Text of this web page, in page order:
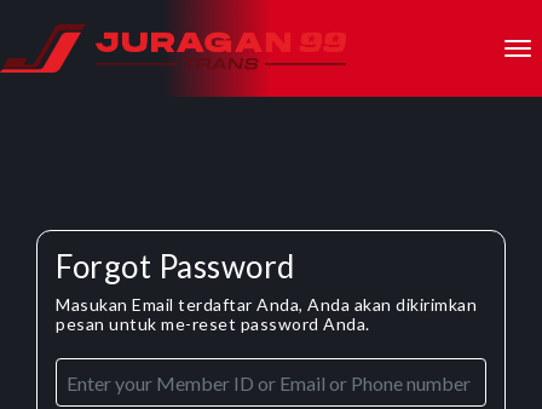
Forgot Password
Masukan Email terdaftar Anda, Anda akan dikirimkan
pesan untuk me-reset password Anda.